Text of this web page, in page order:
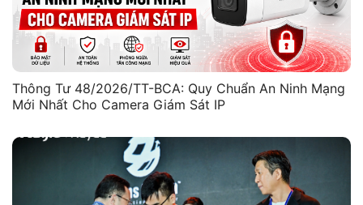
Thông Tư 48/2026/TT-BCA: Quy Chuẩn An Ninh Mạng
Mới Nhất Cho Camera Giám Sát IP